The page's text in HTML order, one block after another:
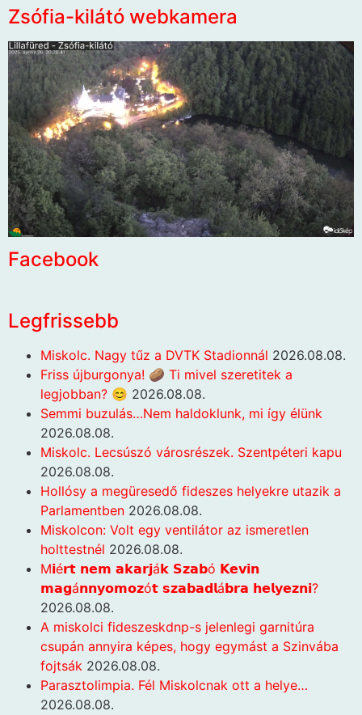
Zsófia-kilátó webkamera
Facebook
Legfrissebb
Miskolc. Nagy tűz a DVTK Stadionnál 2026.08.08.
Friss újburgonya! 🥔 Ti mivel szeretitek a
legjobban? 😊 2026.08.08.
Semmi buzulás…Nem haldoklunk, mi így élünk
2026.08.08.
Miskolc. Lecsúszó városrészek. Szentpéteri kapu
2026.08.08.
Hollósy a megüresedő fideszes helyekre utazik a
Parlamentben 2026.08.08.
Miskolcon: Volt egy ventilátor az ismeretlen
holttestnél 2026.08.08.
M𝗶é𝗿𝘁 𝗻𝗲𝗺 𝗮𝗸𝗮𝗿𝗷á𝗸 𝗦𝘇𝗮𝗯ó 𝗞𝗲𝘃𝗶𝗻
𝗺𝗮𝗴á𝗻𝗻𝘆𝗼𝗺𝗼𝘇ó𝘁 𝘀𝘇𝗮𝗯𝗮𝗱𝗹á𝗯𝗿𝗮 𝗵𝗲𝗹𝘆𝗲𝘇𝗻𝗶?
2026.08.08.
A miskolci fideszeskdnp-s jelenlegi garnitúra
csupán annyira képes, hogy egymást a Szinvába
fojtsák 2026.08.08.
Parasztolimpia. Fél Miskolcnak ott a helye…
2026.08.08.